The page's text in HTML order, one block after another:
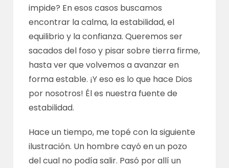
impide? En esos casos buscamos
encontrar la calma, la estabilidad, el
equilibrio y la confianza. Queremos ser
sacados del foso y pisar sobre tierra firme,
hasta ver que volvemos a avanzar en
forma estable. ¡Y eso es lo que hace Dios
por nosotros! Él es nuestra fuente de
estabilidad.
Hace un tiempo, me topé con la siguiente
ilustración. Un hombre cayó en un pozo
del cual no podía salir. Pasó por allí un